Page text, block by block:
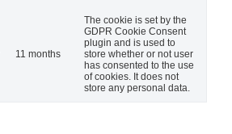
11 months
The cookie is set by the
GDPR Cookie Consent
plugin and is used to
store whether or not user
has consented to the use
of cookies. It does not
store any personal data.